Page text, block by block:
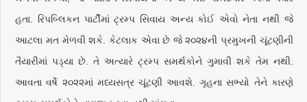
હતા. રિપબ્લિકન પાર્ટીમાં ટ્રમ્પ સિવાય અન્ય કોઈ એવો નેતા નથી જે
આટલા મત મેળવી શકે. કેટલાક એવા છે જે ૨૦૨૪ની પ્રમુખની ચૂંટણીની
તૈયારીમાં પડ્યા છે. તે અત્યારે ટ્રમ્પ સમર્થકોને ગુમાવી શકે તેમ નથી.
આવતા વર્ષે ૨૦૨૨માં મધ્યસત્ર ચૂંટણી આવશે. ગૃહના સભ્યો તેને કારણે